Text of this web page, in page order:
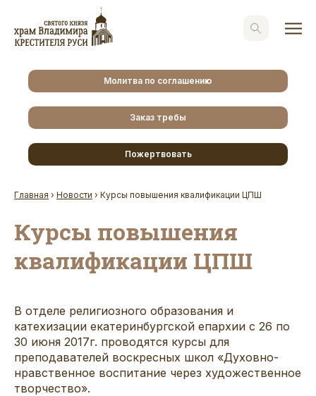
Молитва по соглашению
Заказ требы
Пожертвовать
Главная › Новости › Курсы повышения квалификации ЦПШ
Курсы повышения
квалификации ЦПШ
В отделе религиозного образования и
катехизации екатеринбургской епархии с 26 по
30 июня 2017г. проводятся курсы для
преподавателей воскресных школ «Духовно-
нравственное воспитание через художественное
творчество».